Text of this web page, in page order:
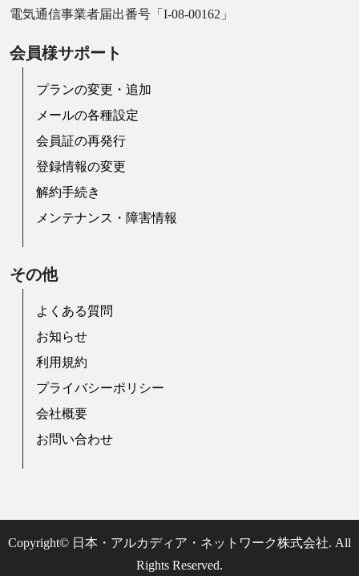
電気通信事業者届出番号「I-08-00162」
会員様サポート
プランの変更・追加
メールの各種設定
会員証の再発行
登録情報の変更
解約手続き
メンテナンス・障害情報
その他
よくある質問
お知らせ
利用規約
プライバシーポリシー
会社概要
お問い合わせ
Copyright© 日本・アルカディア・ネットワーク株式会社. All
Rights Reserved.